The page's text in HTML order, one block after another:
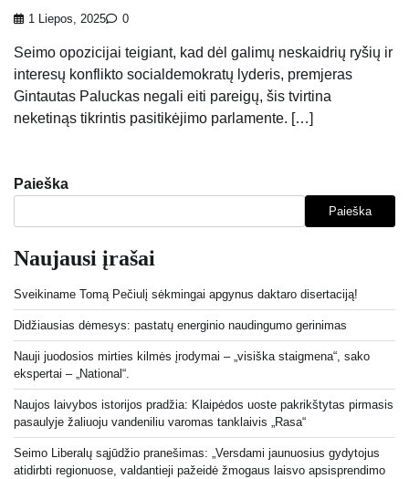
1 Liepos, 2025 0
Seimo opozicijai teigiant, kad dėl galimų neskaidrių ryšių ir
interesų konflikto socialdemokratų lyderis, premjeras
Gintautas Paluckas negali eiti pareigų, šis tvirtina
neketinąs tikrintis pasitikėjimo parlamente. […]
Paieška
Paieška
Naujausi įrašai
Sveikiname Tomą Pečiulį sėkmingai apgynus daktaro disertaciją!
Didžiausias dėmesys: pastatų energinio naudingumo gerinimas
Nauji juodosios mirties kilmės įrodymai – „visiška staigmena“, sako
ekspertai – „National“.
Naujos laivybos istorijos pradžia: Klaipėdos uoste pakrikštytas pirmasis
pasaulyje žaliuoju vandeniliu varomas tanklaivis „Rasa“
Seimo Liberalų sąjūdžio pranešimas: „Versdami jaunuosius gydytojus
atidirbti regionuose, valdantieji pažeidė žmogaus laisvo apsisprendimo